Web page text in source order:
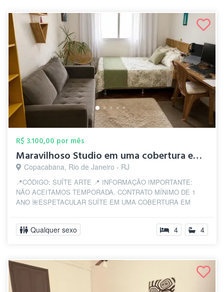
R$ 3.100,00 por mês
Maravilhoso Studio em uma cobertura em C...
Copacabana, Rio de Janeiro - RJ
📍CÓDIGO: SUÍTE ARTE 📍 INFORMAÇÃO IMPORTANTE:
NÃO ACEITAMOS TEMPORADA. CONTRATO MÍNIMO DE 1
ANO 🌺ESPETACULAR SUÍTE EM UMA COBERTURA EM
Qualquer sexo 4 4